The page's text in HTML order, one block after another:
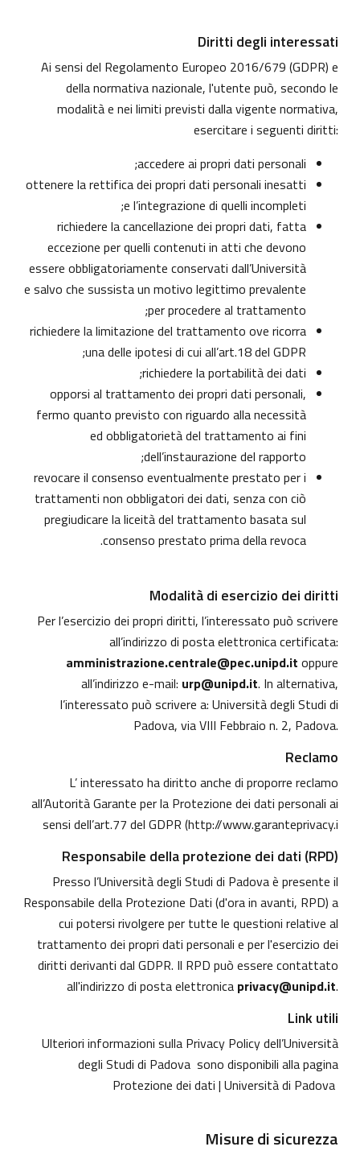
Diritti degli interessati
Ai sensi del Regolamento Europeo 2016/679 (GDPR) e
della normativa nazionale, l'utente può, secondo le
modalità e nei limiti previsti dalla vigente normativa,
esercitare i seguenti diritti:
accedere ai propri dati personali;
ottenere la rettifica dei propri dati personali inesatti
e l’integrazione di quelli incompleti;
richiedere la cancellazione dei propri dati, fatta
eccezione per quelli contenuti in atti che devono
essere obbligatoriamente conservati dall’Università
e salvo che sussista un motivo legittimo prevalente
per procedere al trattamento;
richiedere la limitazione del trattamento ove ricorra
una delle ipotesi di cui all’art.18 del GDPR;
richiedere la portabilità dei dati;
opporsi al trattamento dei propri dati personali,
fermo quanto previsto con riguardo alla necessità
ed obbligatorietà del trattamento ai fini
dell’instaurazione del rapporto;
revocare il consenso eventualmente prestato per i
trattamenti non obbligatori dei dati, senza con ciò
pregiudicare la liceità del trattamento basata sul
consenso prestato prima della revoca.
Modalità di esercizio dei diritti
Per l’esercizio dei propri diritti, l’interessato può scrivere
all’indirizzo di posta elettronica certificata:
amministrazione.centrale@pec.unipd.it oppure
all’indirizzo e-mail: urp@unipd.it. In alternativa,
l’interessato può scrivere a: Università degli Studi di
Padova, via VIII Febbraio n. 2, Padova.
Reclamo
L’ interessato ha diritto anche di proporre reclamo
all’Autorità Garante per la Protezione dei dati personali ai
sensi dell’art.77 del GDPR (http://www.garanteprivacy.i
Responsabile della protezione dei dati (RPD)
Presso l’Università degli Studi di Padova è presente il
Responsabile della Protezione Dati (d'ora in avanti, RPD) a
cui potersi rivolgere per tutte le questioni relative al
trattamento dei propri dati personali e per l'esercizio dei
diritti derivanti dal GDPR. Il RPD può essere contattato
all'indirizzo di posta elettronica privacy@unipd.it.
Link utili
Ulteriori informazioni sulla Privacy Policy dell’Università
degli Studi di Padova sono disponibili alla pagina
Protezione dei dati | Università di Padova
Misure di sicurezza